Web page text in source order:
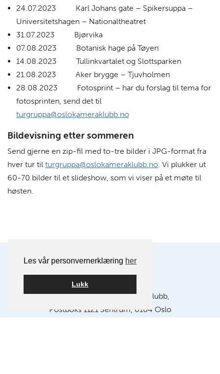
Les vår personvernerklæring her
Lukk
24.07.2023 Karl Johans gate – Spikersuppa –
Universitetshagen – Nationaltheatret
31.07.2023 Bjørvika
07.08.2023 Botanisk hage på Tøyen
14.08.2023 Tullinkvartalet og Slottsparken
21.08.2023 Aker brygge – Tjuvholmen
28.08.2023 Fotosprint – har du forslag til tema for
fotosprinten, send det til
turgruppa@oslokameraklubb.no
Bildevisning etter sommeren
Send gjerne en zip-fil med to-tre bilder i JPG-format fra
hver tur til turgruppa@oslokameraklubb.no . Vi plukker ut
60-70 bilder til et slideshow, som vi viser på et møte til
høsten.
Postadresse:Oslo Kamera Klubb,
Postboks 1121 Sentrum, 0104 Oslo